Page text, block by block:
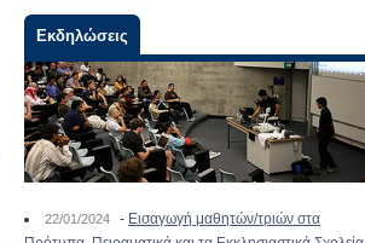
Εκδηλώσεις
22/01/2024 - Εισαγωγή μαθητών/τριών στα